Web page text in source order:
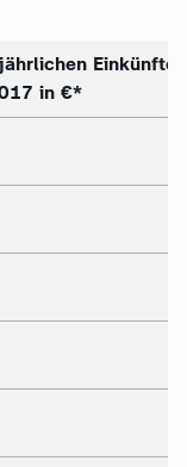
Einkünfte
in €*